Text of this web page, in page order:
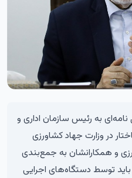
به رئیس سازمان اداری و
در وزارت جهاد کشاورزی
و همکارانشان به جمع‌بندی
توسط دستگاه‌های اجرایی